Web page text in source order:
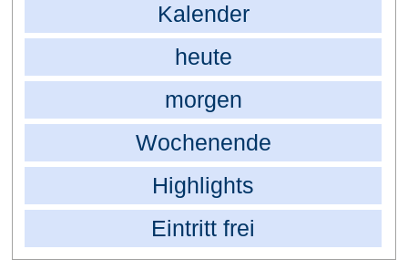
Kalender
heute
morgen
Wochenende
Highlights
Eintritt frei